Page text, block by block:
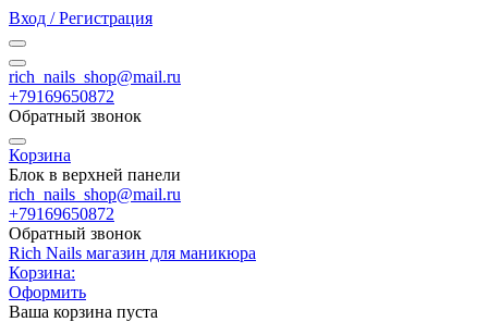
Вход / Регистрация
rich_nails_shop@mail.ru
+79169650872
Обратный звонок
Корзина
Блок в верхней панели
rich_nails_shop@mail.ru
+79169650872
Обратный звонок
Rich Nails магазин для маникюра
Корзина:
Оформить
Ваша корзина пуста